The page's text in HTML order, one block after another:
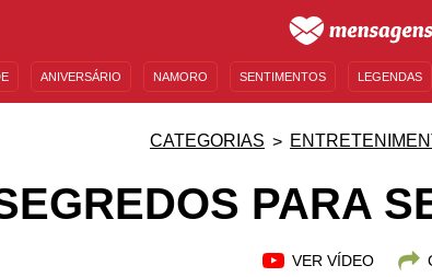
ANIVERSÁRIO NAMORO SENTIMENTOS LEGENDAS
CATEGORIAS
PARA
VER VÍDEO